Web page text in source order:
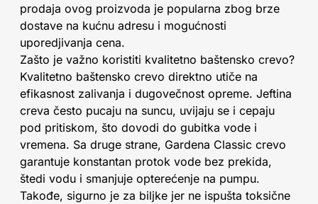
prodaja ovog proizvoda je popularna zbog brze
dostave na kućnu adresu i mogućnosti
uporedjivanja cena.
Zašto je važno koristiti kvalitetno baštensko crevo?
Kvalitetno baštensko crevo direktno utiče na
efikasnost zalivanja i dugovečnost opreme. Jeftina
creva često pucaju na suncu, uvijaju se i cepaju
pod pritiskom, što dovodi do gubitka vode i
vremena. Sa druge strane, Gardena Classic crevo
garantuje konstantan protok vode bez prekida,
štedi vodu i smanjuje opterećenje na pumpu.
Takođe, sigurno je za biljke jer ne ispušta toksične